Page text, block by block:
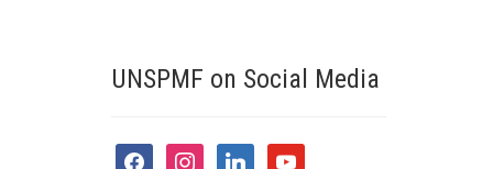
UNSPMF on Social Media
facebookinstagramlinkedinyoutube